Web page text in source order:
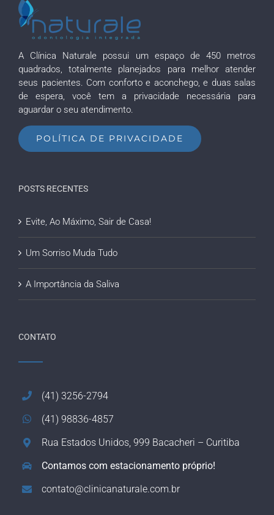
A Clínica Naturale possui um espaço de 450 metros
quadrados, totalmente planejados para melhor atender
seus pacientes. Com conforto e aconchego, e duas salas
de espera, você tem a privacidade necessária para
aguardar o seu atendimento.
POLÍTICA DE PRIVACIDADE
POSTS RECENTES
Evite, Ao Máximo, Sair de Casa!
Um Sorriso Muda Tudo
A Importância da Saliva
CONTATO
(41) 3256-2794
(41) 98836-4857
Rua Estados Unidos, 999 Bacacheri – Curitiba
Contamos com estacionamento próprio!
contato@clinicanaturale.com.br